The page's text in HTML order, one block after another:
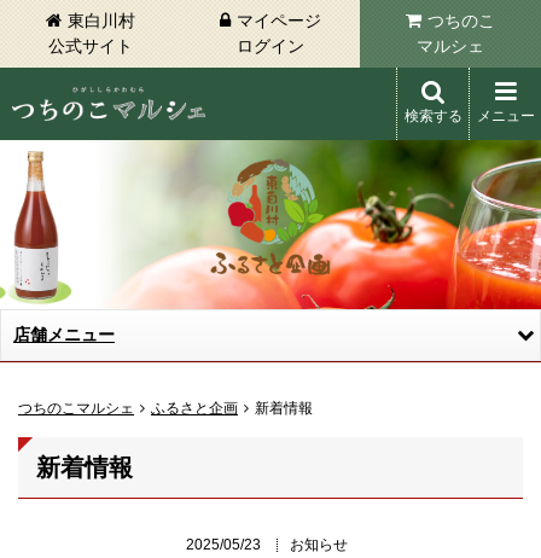
東白川村
公式サイト
マイページ
ログイン
つちのこ
マルシェ
東白川村 つちのこマルシェ
検索する メニュー
店舗メニュー
つちのこマルシェ ふるさと企画 新着情報
新着情報
2025/05/23 お知らせ